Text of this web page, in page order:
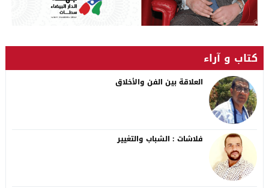
كتاب و آراء
العلاقة بين الفن والأخلاق
فلاشات : الشباب والتغيير